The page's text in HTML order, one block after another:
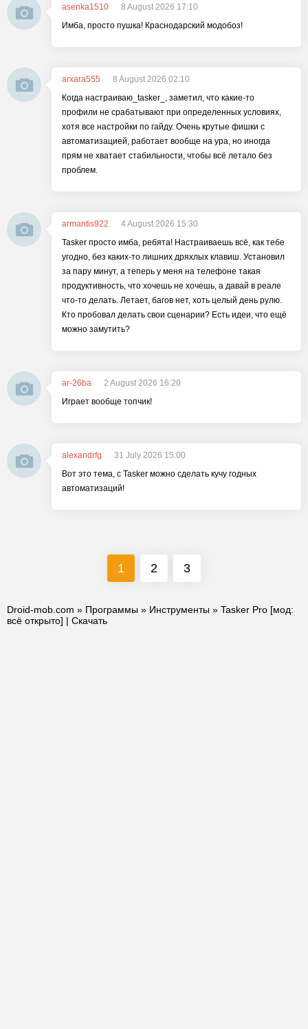
asenka1510
8 August 2026 17:10
Имба, просто пушка! Краснодарский модобоз!
arxara555
8 August 2026 02:10
Когда настраиваю_tasker_, заметил, что какие-то
профили не срабатывают при определенных условиях,
хотя все настройки по гайду. Очень крутые фишки с
автоматизацией, работает вообще на ура, но иногда
прям не хватает стабильности, чтобы всё летало без
проблем.
armantis922
4 August 2026 15:30
Tasker просто имба, ребята! Настраиваешь всё, как тебе
угодно, без каких-то лишних дряхлых клавиш. Установил
за пару минут, а теперь у меня на телефоне такая
продуктивность, что хочешь не хочешь, а давай в реале
что-то делать. Летает, багов нет, хоть целый день рулю.
Кто пробовал делать свои сценарии? Есть идеи, что ещё
можно замутить?
ar-26ba
2 August 2026 16:20
Играет вообще топчик!
alexandrfg
31 July 2026 15:00
Вот это тема, с Tasker можно сделать кучу годных
автоматизаций!
1 2 3
Droid-mob.com » Программы » Инструменты » Tasker Pro [мод:
всё открыто] | Скачать